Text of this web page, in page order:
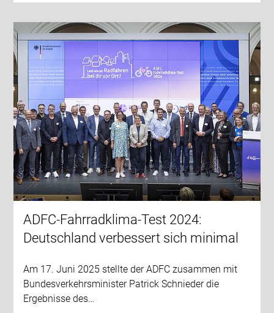
ADFC-Fahrradklima-Test 2024:
Deutschland verbessert sich minimal
Am 17. Juni 2025 stellte der ADFC zusammen mit
Bundesverkehrsminister Patrick Schnieder die
Ergebnisse des…